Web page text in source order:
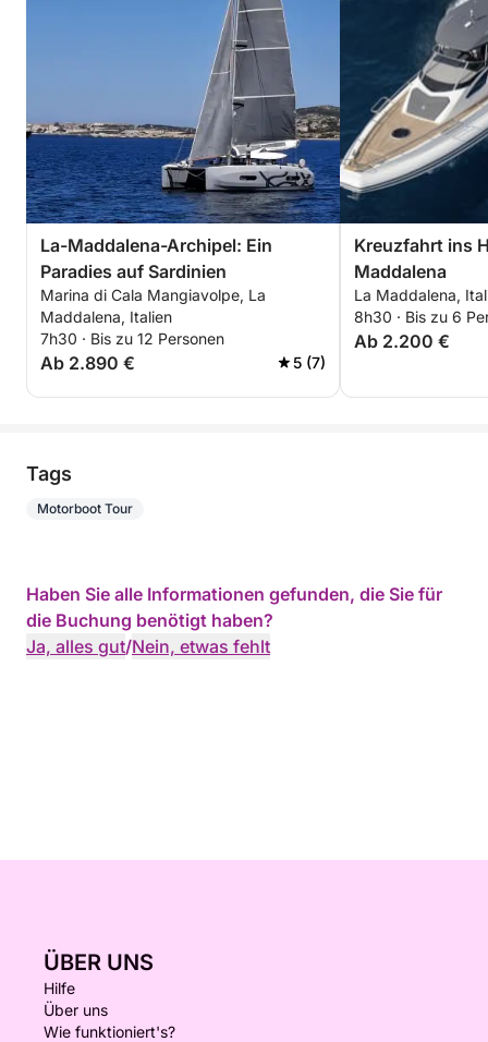
La-Maddalena-Archipel: Ein
Paradies auf Sardinien
Marina di Cala Mangiavolpe, La
Maddalena, Italien
7h30 · Bis zu 12 Personen
Ab 2.890 € 5 (7)
Kreuzfahrt ins
Maddalena
La Maddalena,
8h30 · Bis zu 6
Ab 2.200 €
Tags
Motorboot Tour
Haben Sie alle Informationen gefunden, die Sie für
die Buchung benötigt haben?
Ja, alles gut/Nein, etwas fehlt
ÜBER UNS
Hilfe
Über uns
Wie funktioniert's?